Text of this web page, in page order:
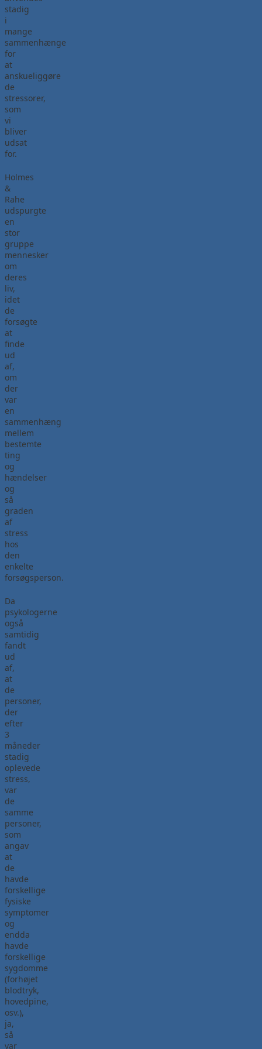
stadig
i
mange
sammenhænge
for
at
anskueliggøre
de
stressorer,
som
vi
bliver
udsat
for.
Holmes
&
Rahe
udspurgte
en
stor
gruppe
mennesker
om
deres
liv,
idet
de
forsøgte
at
finde
ud
af,
om
der
var
en
sammenhæng
mellem
bestemte
ting
og
hændelser
og
så
graden
af
stress
hos
den
enkelte
forsøgsperson.
Da
psykologerne
også
samtidig
fandt
ud
af,
at
de
personer,
der
efter
3
måneder
stadig
oplevede
stress,
var
de
samme
personer,
som
angav
at
de
havde
forskellige
fysiske
symptomer
og
endda
havde
forskellige
sygdomme
(forhøjet
blodtryk,
hovedpine,
osv.),
ja,
så
var